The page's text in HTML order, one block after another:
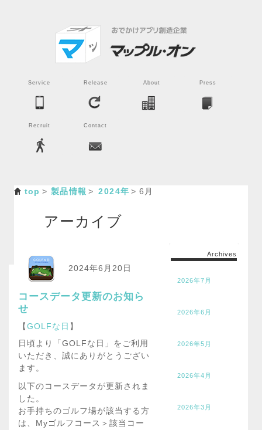
Service Release About Press
Recruit Contact
top 製品情報 2024年 6月
アーカイブ
2024年6月20日
コースデータ更新のお知ら
せ
【GOLFな日 】
日頃より「GOLFな日」をご利用
いただき、誠にありがとうござい
ます。
以下のコースデータが更新されま
した。
お手持ちのゴルフ場が該当する方
は、Myゴルフコース＞該当コー
Archives
2026年7月
2026年6月
2026年5月
2026年4月
2026年3月